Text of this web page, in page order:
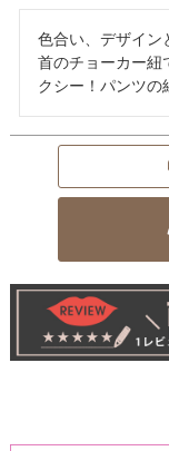
色合い、デザイン
首のチョーカー紐
クシー！パンツの